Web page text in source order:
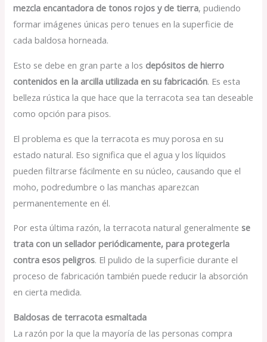
mezcla encantadora de tonos rojos y de tierra, pudiendo
formar imágenes únicas pero tenues en la superficie de
cada baldosa horneada.
Esto se debe en gran parte a los depósitos de hierro
contenidos en la arcilla utilizada en su fabricación. Es esta
belleza rústica la que hace que la terracota sea tan deseable
como opción para pisos.
El problema es que la terracota es muy porosa en su
estado natural. Eso significa que el agua y los líquidos
pueden filtrarse fácilmente en su núcleo, causando que el
moho, podredumbre o las manchas aparezcan
permanentemente en él.
Por esta última razón, la terracota natural generalmente se
trata con un sellador periódicamente, para protegerla
contra esos peligros. El pulido de la superficie durante el
proceso de fabricación también puede reducir la absorción
en cierta medida.
Baldosas de terracota esmaltada
La razón por la que la mayoría de las personas compra